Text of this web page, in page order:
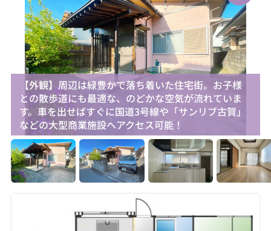
【外観】周辺は緑豊かで落ち着いた住宅街。お子様
との散歩道にも最適な、のどかな空気が流れていま
す。車を出せばすぐに国道3号線や「サンリブ古賀」
などの大型商業施設へアクセス可能！